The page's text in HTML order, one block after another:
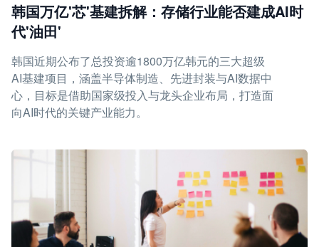
韩国万亿'芯'基建拆解：存储行业能否建成AI时
代'油田'
韩国近期公布了总投资逾1800万亿韩元的三大超级
AI基建项目，涵盖半导体制造、先进封装与AI数据中
心，目标是借助国家级投入与龙头企业布局，打造面
向AI时代的关键产业能力。